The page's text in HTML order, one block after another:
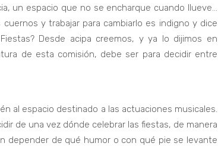
un espacio que no se encharque cuando llueve…
y trabajar para cambiarlo es indigno y dice
Desde acipa creemos, y ya lo dijimos en
de esta comisión, debe ser para decidir entre
al espacio destinado a las actuaciones musicales.
de una vez dónde celebrar las fiestas, de manera
depender de qué humor o con qué pie se levante